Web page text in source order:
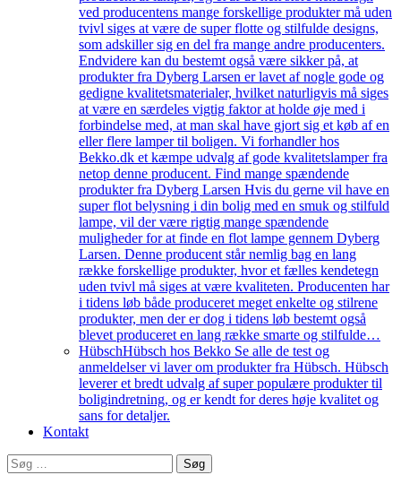
ved producentens mange forskellige produkter må uden
tvivl siges at være de super flotte og stilfulde designs,
som adskiller sig en del fra mange andre producenters.
Endvidere kan du bestemt også være sikker på, at
produkter fra Dyberg Larsen er lavet af nogle gode og
gedigne kvalitetsmaterialer, hvilket naturligvis må siges
at være en særdeles vigtig faktor at holde øje med i
forbindelse med, at man skal have gjort sig et køb af en
eller flere lamper til boligen. Vi forhandler hos
Bekko.dk et kæmpe udvalg af gode kvalitetslamper fra
netop denne producent. Find mange spændende
produkter fra Dyberg Larsen Hvis du gerne vil have en
super flot belysning i din bolig med en smuk og stilfuld
lampe, vil der være rigtig mange spændende
muligheder for at finde en flot lampe gennem Dyberg
Larsen. Denne producent står nemlig bag en lang
række forskellige produkter, hvor et fælles kendetegn
uden tvivl må siges at være kvaliteten. Producenten har
i tidens løb både produceret meget enkelte og stilrene
produkter, men der er dog i tidens løb bestemt også
blevet produceret en lang række smarte og stilfulde…
HübschHübsch hos Bekko Se alle de test og
anmeldelser vi laver om produkter fra Hübsch. Hübsch
leverer et bredt udvalg af super populære produkter til
boligindretning, og er kendt for deres høje kvalitet og
sans for detaljer.
Kontakt
Søg
efter: